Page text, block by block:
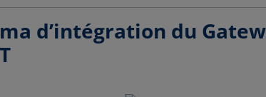
d’intégration du